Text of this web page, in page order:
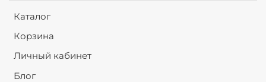
Каталог
Корзина
Личный кабинет
Блог